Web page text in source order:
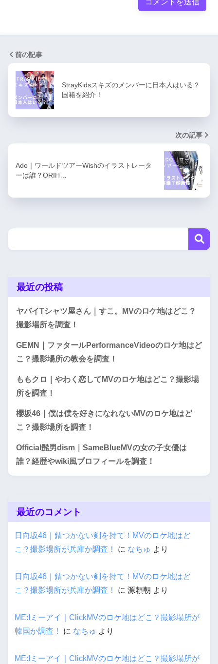
前の記事
StrayKidsスキズのメンバーに日本人はいる？
国籍を紹介！
次の記事
Ado｜ワールドツアーWishのイラストレータ
ーは誰？ORIH…
最近の投稿
ヤバイTシャツ屋さん｜すこ。MVのロケ地はどこ？
撮影場所を調査！
GEMN｜ファタールPerformanceVideoのロケ地はど
こ？撮影場所の教会を調査！
ももクロ｜やわく恋してMVのロケ地はどこ？撮影場
所を調査！
櫻坂46｜僕は僕を好きになれないMVのロケ地はど
こ？撮影場所を調査！
Official髭男dism｜SameBlueMVの女の子女優は
誰？経歴やwiki風プロフィールを調査！
最近のコメント
日向坂46｜錆つかない剣を持て！MVのロケ地はど
こ？撮影場所が兵庫か調査！
に なちゅ より
日向坂46｜錆つかない剣を持て！MVのロケ地はど
こ？撮影場所が兵庫か調査！
に 源頼朝 より
ME:Iミーアイ｜ClickMVのロケ地はどこ？撮影場所が
韓国か調査！
に なちゅ より
ME:Iミーアイ｜ClickMVのロケ地はどこ？撮影場所が